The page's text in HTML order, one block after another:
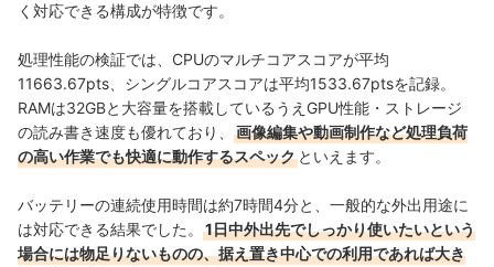
く対応できる構成が特徴です。
処理性能の検証では、CPUのマルチコアスコアが平均
11663.67pts、シングルコアスコアは平均1533.67ptsを記録。
RAMは32GBと大容量を搭載しているうえGPU性能・ストレージ
の読み書き速度も優れており、
画像編集や動画制作など処理負荷
の高い作業でも快適に動作するスペック といえます。
バッテリーの連続使用時間は約7時間4分と、一般的な外出用途に
は対応できる結果でした。
1日中外出先でしっかり使いたいという
場合には物足りないものの、据え置き中心での利用であれば大き